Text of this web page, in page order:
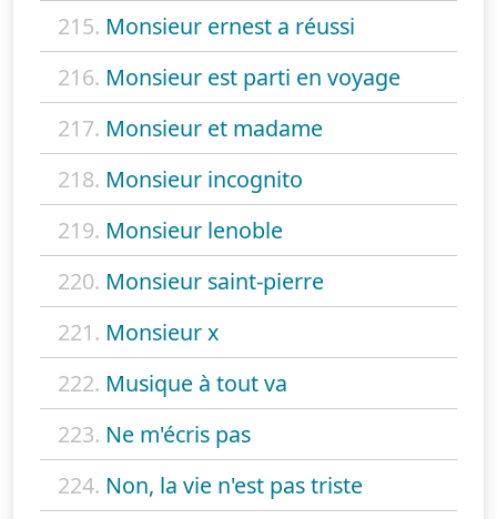
215. Monsieur ernest a réussi
216. Monsieur est parti en voyage
217. Monsieur et madame
218. Monsieur incognito
219. Monsieur lenoble
220. Monsieur saint-pierre
221. Monsieur x
222. Musique à tout va
223. Ne m'écris pas
224. Non, la vie n'est pas triste